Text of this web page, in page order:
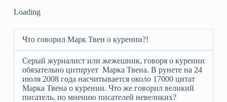
Loading
Что говорил Марк Твен о курении?!
Серый журналист или жежешник, говоря о курении
обязательно цитирует Марка Твена. В рунете на 24
июля 2008 года насчитывается около 17000 цитат
Марка Твена о курении. Что же говорил великий
писатель, по мнению писателей невеликих?